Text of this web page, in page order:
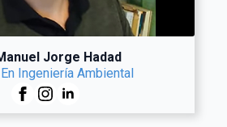
Jorge Hadad
Ingeniería Ambiental